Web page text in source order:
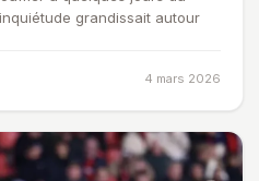
grandissait autour
4 mars 2026